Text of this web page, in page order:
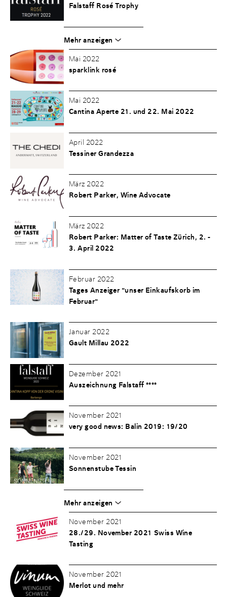
Falstaff Rosé Trophy
Mehr anzeigen
Mai 2022
sparklink rosé
Mai 2022
Cantina Aperte 21. und 22. Mai 2022
April 2022
Tessiner Grandezza
März 2022
Robert Parker, Wine Advocate
März 2022
Robert Parker: Matter of Taste Zürich, 2. -
3. April 2022
Februar 2022
Tages Anzeiger "unser Einkaufskorb im
Februar"
Januar 2022
Gault Millau 2022
Dezember 2021
Auszeichnung Falstaff ****
November 2021
very good news: Balin 2019: 19/20
November 2021
Sonnenstube Tessin
Mehr anzeigen
November 2021
28./29. November 2021 Swiss Wine
Tasting
November 2021
Merlot und mehr